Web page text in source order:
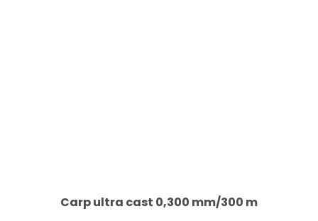
Carp ultra cast 0,300 mm/300 m